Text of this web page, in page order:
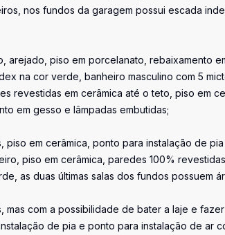
nos fundos da garagem possui escada
arejado, piso em porcelanato, rebaixamento
na cor verde, banheiro masculino com 5
revestidas em cerâmica até o teto, piso em
em gesso e lâmpadas embutidas;
piso em cerâmica, ponto para instalação de
piso em cerâmica, paredes 100%
as duas últimas salas dos fundos possuem
mas com a possibilidade de bater a laje e
de pia e ponto para instalação de ar